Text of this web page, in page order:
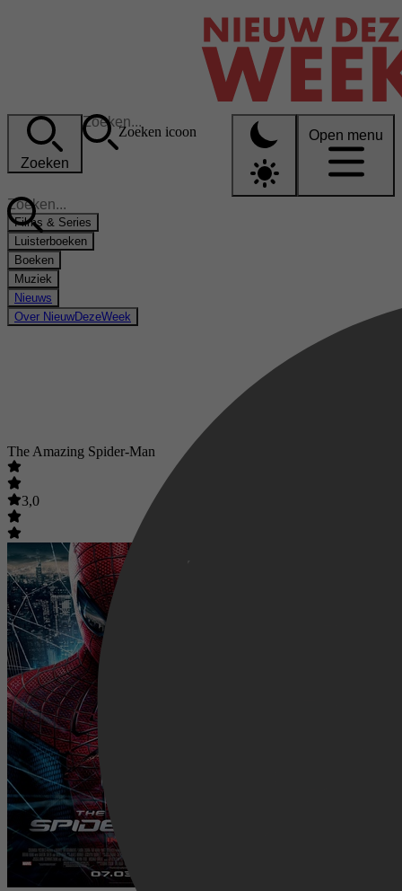
Zoeken
Zoeken icoon Open menu
Films & Series
Luisterboeken
Boeken
Muziek
Nieuws
Over NieuwDezeWeek
The Amazing Spider-Man
3,0